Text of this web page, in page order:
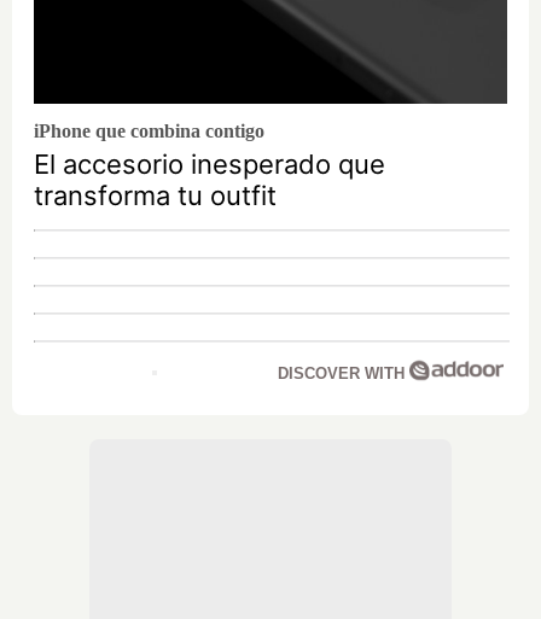
iPhone que combina contigo
El accesorio inesperado que
transforma tu outfit
DISCOVER WITH